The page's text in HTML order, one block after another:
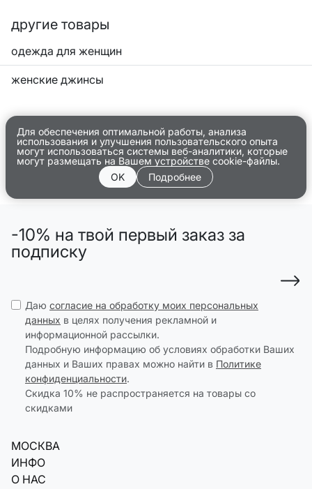
другие товары
одежда для женщин
женские джинсы
Для обеспечения оптимальной работы, анализа
использования и улучшения пользовательского опыта
могут использоваться системы веб-аналитики, которые
могут размещать на Вашем устройстве cookie-файлы.
OK
Подробнее
-10% на твой первый заказ за
подписку
Даю согласие на обработку моих персональных
данных в целях получения рекламной и
информационной рассылки.
Подробную информацию об условиях обработки Ваших
данных и Ваших правах можно найти в Политике
конфиденциальности.
Скидка 10% не распространяется на товары со
скидками
МОСКВА
ИНФО
О НАС